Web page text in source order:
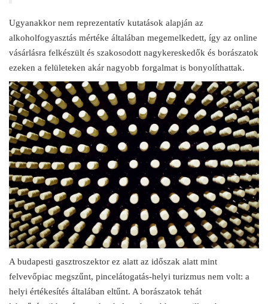
Ugyanakkor nem reprezentatív kutatások alapján az
alkoholfogyasztás mértéke általában megemelkedett, így az online
vásárlásra felkészült és szakosodott nagykereskedők és borászatok
ezeken a felületeken akár nagyobb forgalmat is bonyolíthattak.
A budapesti gasztroszektor ez alatt az időszak alatt mint
felvevőpiac megszűnt, pincelátogatás-helyi turizmus nem volt: a
helyi értékesítés általában eltűnt. A borászatok tehát